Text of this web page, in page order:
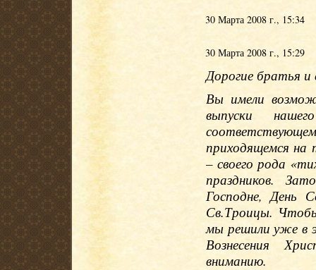
30 Марта 2008 г., 15:34
30 Марта 2008 г., 15:29
Дорогие братья
Вы имели
выпуски
приходящемся на
– своего рода
праздников.
Господне, День
Св.Троицы.
мы решили уже в
Вознесения
вниманию.